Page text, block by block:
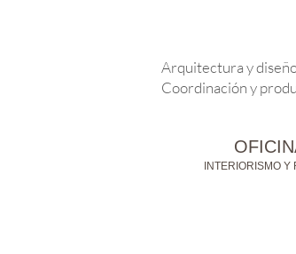
Arquitectura y
Coordinación y
INTERIORISMO